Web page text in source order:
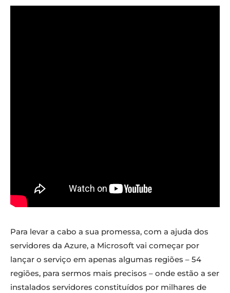
Para levar a cabo a sua promessa, com a ajuda dos
servidores da Azure, a Microsoft vai começar por
lançar o serviço em apenas algumas regiões – 54
regiões, para sermos mais precisos – onde estão a ser
instalados servidores constituídos por milhares de